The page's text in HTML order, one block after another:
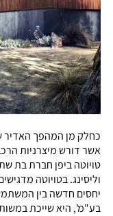
כחלק מן המהפך האדיר
אשר דורש מיצרניות
טויוטה ביפן חברת בת
וליסינג. בטויוטה
יחסים חדשה בין
בע"מ', היא שייכת